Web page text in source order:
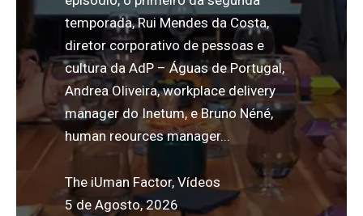
temporada, Rui Mendes da Costa,
diretor corporativo de pessoas e
cultura da AdP – Águas de Portugal,
Andrea Oliveira, workplace delivery
manager do Inetum, e Bruno Néné,
human reources manager...
The iUman Factor, Vídeos
5 de Agosto, 2026